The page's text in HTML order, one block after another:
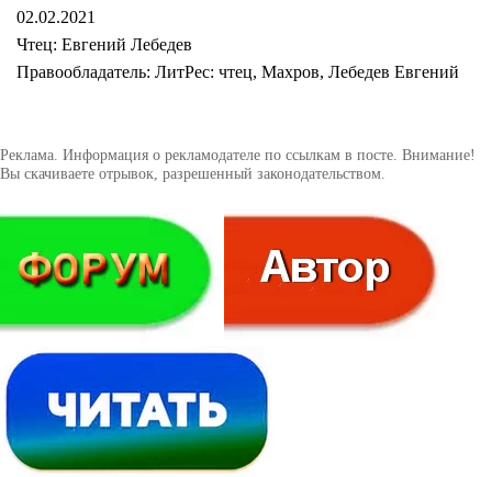
02.02.2021
Чтец: Евгений Лебедев
Правообладатель: ЛитРес: чтец, Махров, Лебедев Евгений
Реклама. Информация о рекламодателе по ссылкам в посте. Внимание!
Вы скачиваете отрывок, разрешенный законодательством.